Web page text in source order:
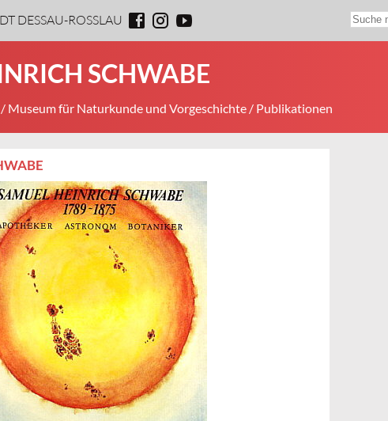
DESSAU-ROSSLAU
SCHWABE
/ Museum für Naturkunde und Vorgeschichte / Publikationen